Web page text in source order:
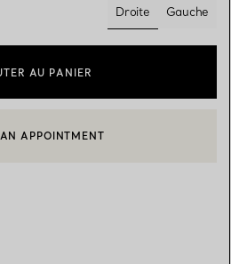
Droite
sélectionnés
Gauche
AU PANIER
CLIENT OU PRENDRE RENDEZ-
APPOINTMENT